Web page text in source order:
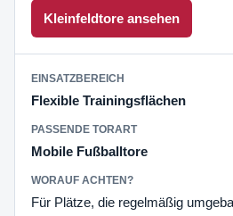
Kleinfeldtore ansehen
Flexible Trainingsflächen
Mobile Fußballtore
Für Plätze, die regelmäßig